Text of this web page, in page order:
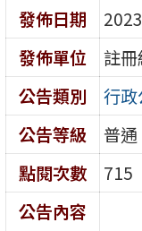
發佈日期
發佈單位
註冊
公告類別
行
公告等級
普通
點閱次數
715
公告內容